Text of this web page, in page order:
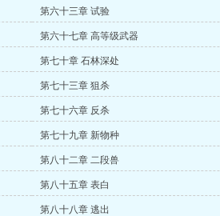
第六十三章 试验
第六十七章 高等级武器
第七十章 石林深处
第七十三章 狙杀
第七十六章 反杀
第七十九章 新物种
第八十二章 二段兽
第八十五章 表白
第八十八章 逃出